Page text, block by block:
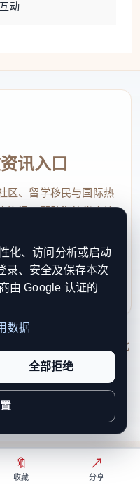
🔖
收藏
↗
分享
动
讯入口
区、留学移民与国际热
资讯，帮助海外华人快
先处理站务、投稿与权
本网站持续优化
，以提升品牌信任感和
隐私政策
化、访问分析或启动
录、安全及保存本次
由 Google 认证的
数据
全部拒绝
↗
热榜
○
我的